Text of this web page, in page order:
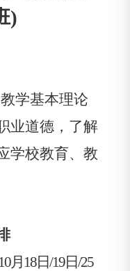
)
学基本理论
业道德，了解
学校教育、教
10月 18日/19日/25